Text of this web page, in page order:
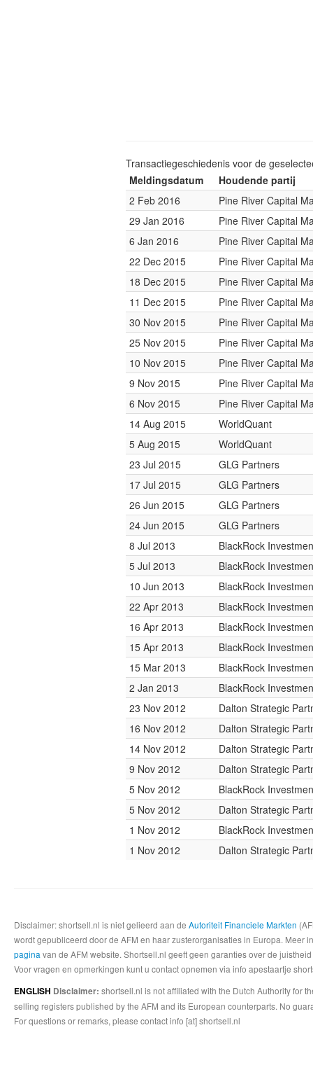
Transactiegeschiedenis voor de
Meldingsdatum
Houdende partij
2 Feb 2016
Pine River Capital
29 Jan 2016
Pine River Capital
6 Jan 2016
Pine River Capital
22 Dec 2015
Pine River Capital
18 Dec 2015
Pine River Capital
11 Dec 2015
Pine River Capital
30 Nov 2015
Pine River Capital
25 Nov 2015
Pine River Capital
10 Nov 2015
Pine River Capital
9 Nov 2015
Pine River Capital
6 Nov 2015
Pine River Capital
14 Aug 2015
WorldQuant
5 Aug 2015
WorldQuant
23 Jul 2015
GLG Partners
17 Jul 2015
GLG Partners
26 Jun 2015
GLG Partners
24 Jun 2015
GLG Partners
8 Jul 2013
BlackRock
5 Jul 2013
BlackRock
10 Jun 2013
BlackRock
22 Apr 2013
BlackRock
16 Apr 2013
BlackRock
15 Apr 2013
BlackRock
15 Mar 2013
BlackRock
2 Jan 2013
BlackRock
23 Nov 2012
Dalton Strategic
16 Nov 2012
Dalton Strategic
14 Nov 2012
Dalton Strategic
9 Nov 2012
Dalton Strategic
5 Nov 2012
BlackRock
5 Nov 2012
Dalton Strategic
1 Nov 2012
BlackRock
1 Nov 2012
Dalton Strategic
Disclaimer: shortsell.nl is niet gelieerd aan de Autoriteit Financiele Markten
wordt gepubliceerd door de AFM en haar zusterorganisaties in Europa.
pagina van de AFM website. Shortsell.nl geeft geen garanties over de
Voor vragen en opmerkingen kunt u contact opnemen via info apestaartje
ENGLISH Disclaimer: shortsell.nl is not affiliated with the Dutch Authority for
selling registers published by the AFM and its European counterparts. No
For questions or remarks, please contact info [at] shortsell.nl